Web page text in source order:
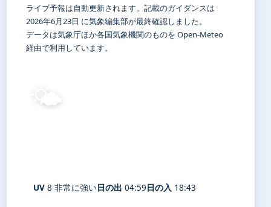
ライブ予報は自動更新されます。記載のガイダンスは
2026年6月23日 に気象編集部が最終確認しました。
データは気象庁ほか各国気象機関のものを Open-Meteo
経由で利用しています。
🌤️
UV 8 非常に強い日の出 04:59日の入 18:43